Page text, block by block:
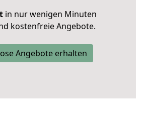
in nur wenigen Minuten
kostenfreie Angebote.
Angebote erhalten